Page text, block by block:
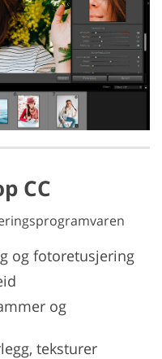
CC
og fotoretusjering
og
teksturer